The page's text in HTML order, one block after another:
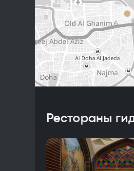
Рестораны